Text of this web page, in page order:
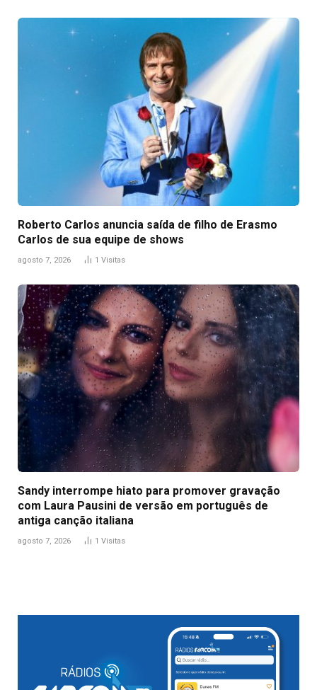
Roberto Carlos anuncia saída de filho de Erasmo
Carlos de sua equipe de shows
agosto 7, 2026 1 Visitas
Sandy interrompe hiato para promover gravação
com Laura Pausini de versão em português de
antiga canção italiana
agosto 7, 2026 1 Visitas